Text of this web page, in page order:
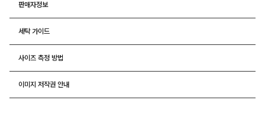
판매자정보
세탁 가이드
사이즈 측정 방법
이미지 저작권 안내